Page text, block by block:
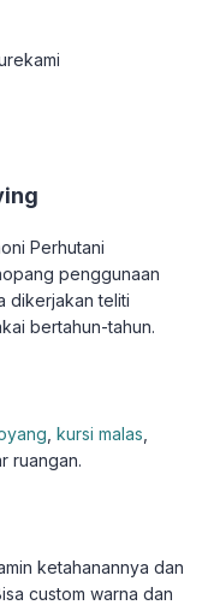
Perhutani
penggunaan
dikerjakan teliti
bertahun-tahun.
kursi malas
ruangan.
ketahanannya dan
custom warna dan